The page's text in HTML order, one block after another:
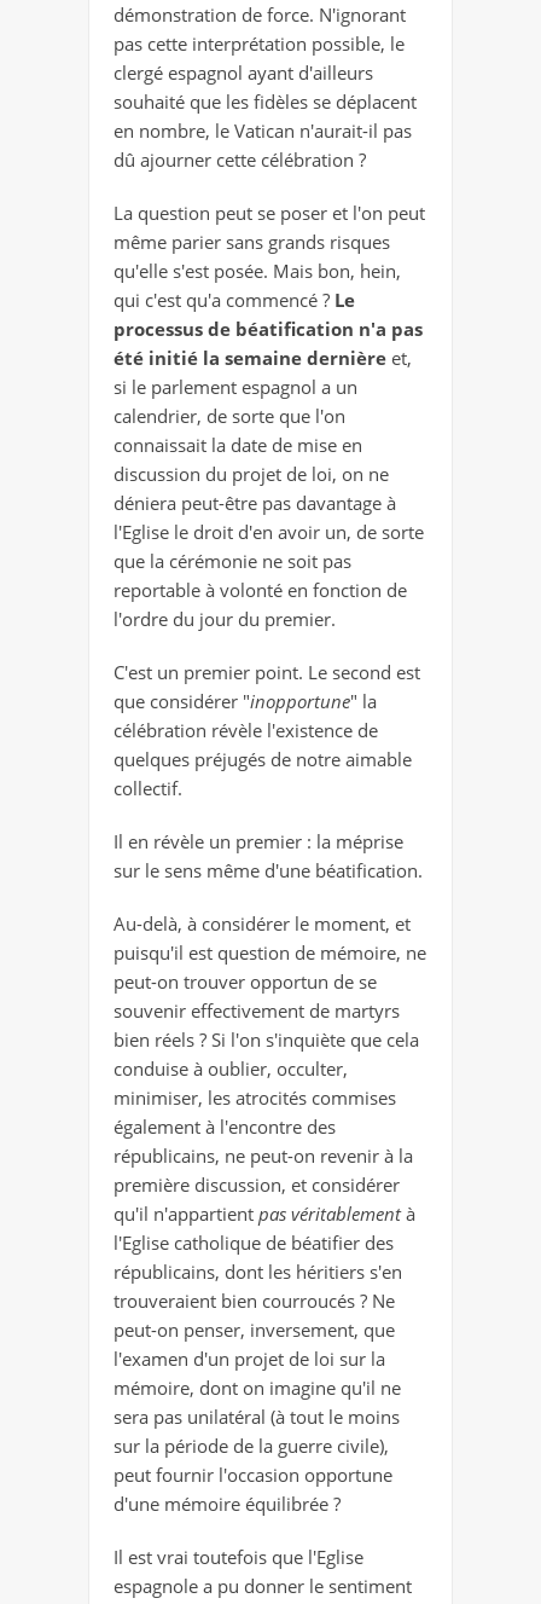
démonstration de force. N'ignorant
pas cette interprétation possible, le
clergé espagnol ayant d'ailleurs
souhaité que les fidèles se déplacent
en nombre, le Vatican n'aurait-il pas
dû ajourner cette célébration ?
La question peut se poser et l'on peut
même parier sans grands risques
qu'elle s'est posée. Mais bon, hein,
qui c'est qu'a commencé ? Le
processus de béatification n'a pas
été initié la semaine dernière et,
si le parlement espagnol a un
calendrier, de sorte que l'on
connaissait la date de mise en
discussion du projet de loi, on ne
déniera peut-être pas davantage à
l'Eglise le droit d'en avoir un, de sorte
que la cérémonie ne soit pas
reportable à volonté en fonction de
l'ordre du jour du premier.
C'est un premier point. Le second est
que considérer "inopportune" la
célébration révèle l'existence de
quelques préjugés de notre aimable
collectif.
Il en révèle un premier : la méprise
sur le sens même d'une béatification.
Au-delà, à considérer le moment, et
puisqu'il est question de mémoire, ne
peut-on trouver opportun de se
souvenir effectivement de martyrs
bien réels ? Si l'on s'inquiète que cela
conduise à oublier, occulter,
minimiser, les atrocités commises
également à l'encontre des
républicains, ne peut-on revenir à la
première discussion, et considérer
qu'il n'appartient pas véritablementà
l'Eglise catholique de béatifier des
républicains, dont les héritiers s'en
trouveraient bien courroucés ? Ne
peut-on penser, inversement, que
l'examen d'un projet de loi sur la
mémoire, dont on imagine qu'il ne
sera pas unilatéral (à tout le moins
sur la période de la guerre civile),
peut fournir l'occasion opportune
d'une mémoire équilibrée ?
Il est vrai toutefois que l'Eglise
espagnole a pu donner le sentiment